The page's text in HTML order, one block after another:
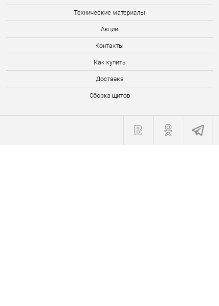
Технические материалы
Акции
Контакты
Как купить
Доставка
Сборка щитов